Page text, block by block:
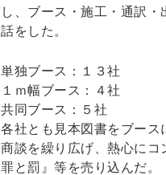
し、ブース・施工・通訳
話をした。
単独ブース：１３社
１ｍ幅ブース：４社
共同ブース：５社
各社とも見本図書をブー
商談を繰り広げ、熱心に
罪と罰』等を売り込んだ。